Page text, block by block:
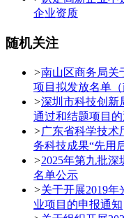
企业资质
随机关注
>南山区商务局关
项目拟发放名单
>深圳市科技创新
通过和结题项目
>广东省科学技术
务科技成果“先用
>2025年第九批
名单公示
>关于开展2019
业项目的申报通知